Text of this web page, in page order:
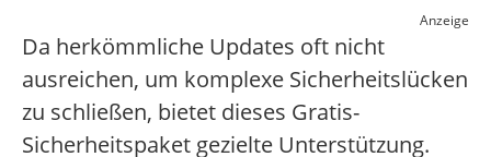
Anzeige
Da herkömmliche Updates oft nicht
ausreichen, um komplexe Sicherheitslücken
zu schließen, bietet dieses Gratis-
Sicherheitspaket gezielte Unterstützung.